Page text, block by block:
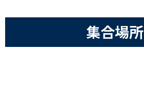
集合場所